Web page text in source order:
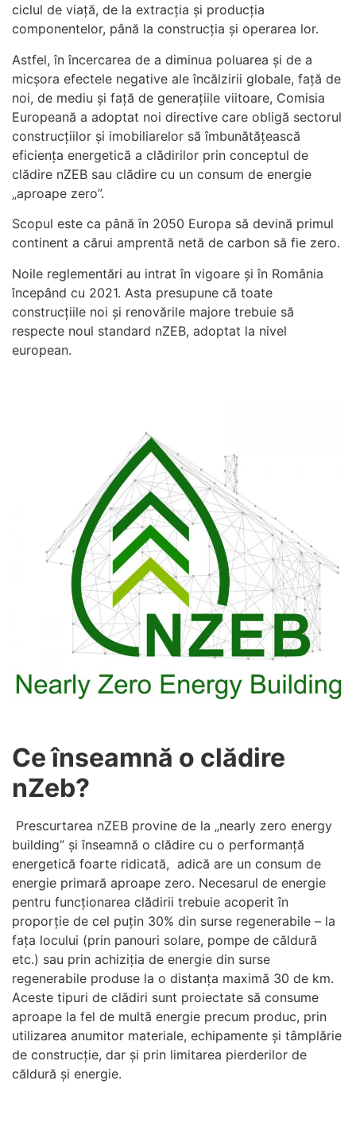
ciclul de viață, de la extracția și producția
componentelor, până la construcția și operarea lor.
Astfel, în încercarea de a diminua poluarea și de a
micșora efectele negative ale încălzirii globale, față de
noi, de mediu și față de generațiile viitoare, Comisia
Europeană a adoptat noi directive care obligă sectorul
construcțiilor și imobiliarelor să îmbunătățească
eficiența energetică a clădirilor prin conceptul de
clădire nZEB sau clădire cu un consum de energie
„aproape zero”.
Scopul este ca până în 2050 Europa să devină primul
continent a cărui amprentă netă de carbon să fie zero.
Noile reglementări au intrat în vigoare și în România
începând cu 2021. Asta presupune că toate
construcțiile noi și renovările majore trebuie să
respecte noul standard nZEB, adoptat la nivel
european.
Ce înseamnă o clădire
nZeb?
Prescurtarea nZEB provine de la „nearly zero energy
building” și înseamnă o clădire cu o performanță
energetică foarte ridicată, adică are un consum de
energie primară aproape zero. Necesarul de energie
pentru funcționarea clădirii trebuie acoperit în
proporție de cel puțin 30% din surse regenerabile – la
fața locului (prin panouri solare, pompe de căldură
etc.) sau prin achiziția de energie din surse
regenerabile produse la o distanța maximă 30 de km.
Aceste tipuri de clădiri sunt proiectate să consume
aproape la fel de multă energie precum produc, prin
utilizarea anumitor materiale, echipamente și tâmplărie
de construcție, dar și prin limitarea pierderilor de
căldură și energie.